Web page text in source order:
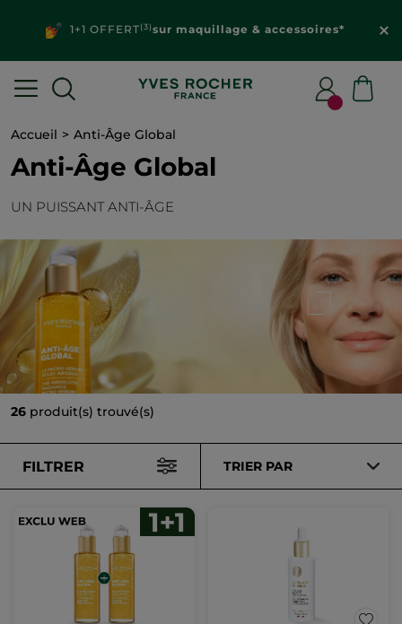
1+1 OFFERT(3)sur maquillage & accessoires*
Accueil Anti-Âge Global
Anti-Âge Global
UN PUISSANT ANTI-ÂGE
26 produit(s) trouvé(s)
FILTRER TRIER PAR